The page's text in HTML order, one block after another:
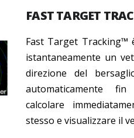
FAST TARGET
Fast Target Tracking™
istantaneamente un
direzione del
automaticamente
calcolare
stesso e visualizzare il